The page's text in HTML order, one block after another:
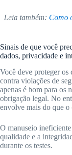
Leia também: Como
Sinais de que você
dados, privacidade e
Você deve proteger os
contra violações de
apenas é bom para os
obrigação legal. No
envolve mais do que o
O manuseio
qualidade e a
durante os testes.